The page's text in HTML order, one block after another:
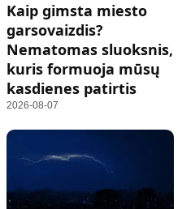
Kaip gimsta miesto
garsovaizdis?
Nematomas sluoksnis,
kuris formuoja mūsų
kasdienes patirtis
2026-08-07